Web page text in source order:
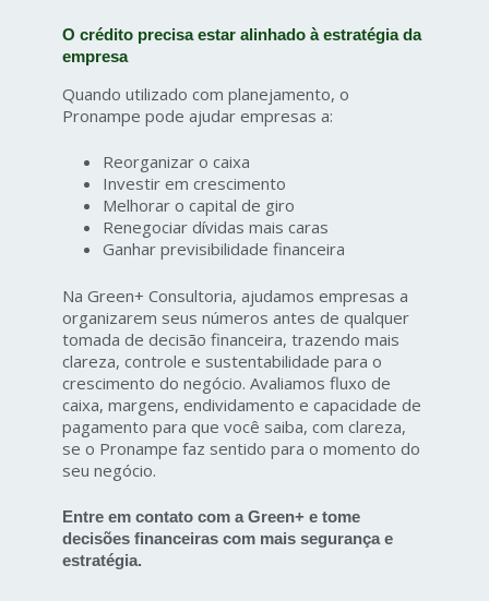
O crédito precisa estar alinhado à estratégia da
empresa
Quando utilizado com planejamento, o
Pronampe pode ajudar empresas a:
Reorganizar o caixa
Investir em crescimento
Melhorar o capital de giro
Renegociar dívidas mais caras
Ganhar previsibilidade financeira
Na Green+ Consultoria, ajudamos empresas a
organizarem seus números antes de qualquer
tomada de decisão financeira, trazendo mais
clareza, controle e sustentabilidade para o
crescimento do negócio. Avaliamos fluxo de
caixa, margens, endividamento e capacidade de
pagamento para que você saiba, com clareza,
se o Pronampe faz sentido para o momento do
seu negócio.
Entre em contato com a Green+ e tome
decisões financeiras com mais segurança e
estratégia.